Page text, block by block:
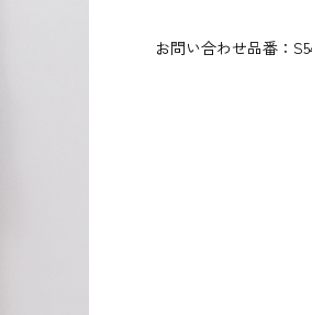
お問い合わせ品番：